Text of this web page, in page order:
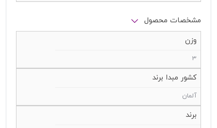
مشخصات محصول
وزن
3
کشور مبدا برند
آلمان
برند